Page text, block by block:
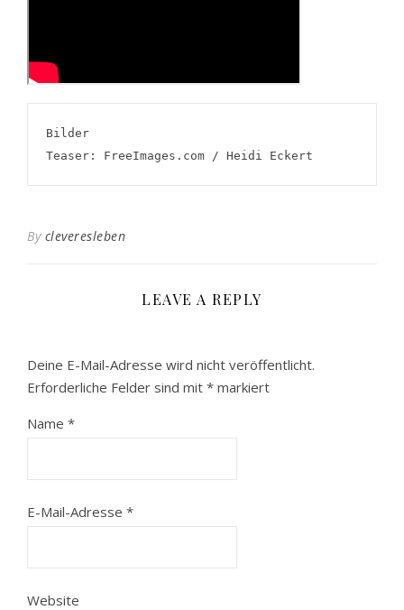
Bilder
Teaser: FreeImages.com / Heidi Eckert
By cleveresleben
LEAVE A REPLY
Deine E-Mail-Adresse wird nicht veröffentlicht.
Erforderliche Felder sind mit * markiert
Name *
E-Mail-Adresse *
Website